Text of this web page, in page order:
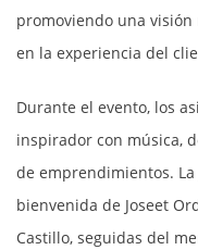
promoviendo una visión
en la experiencia del
Durante el evento, los
inspirador con música,
de emprendimientos.
bienvenida de Joseet
Castillo, seguidas del